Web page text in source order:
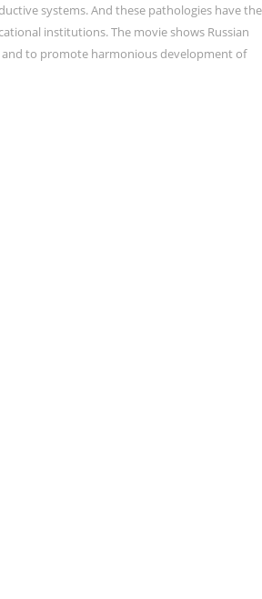
systems. And these pathologies have
institutions. The movie shows Russian
to promote harmonious development of